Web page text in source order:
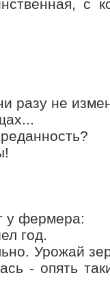
с
рaзу не
у фермера:
год.
Урожай
- опять